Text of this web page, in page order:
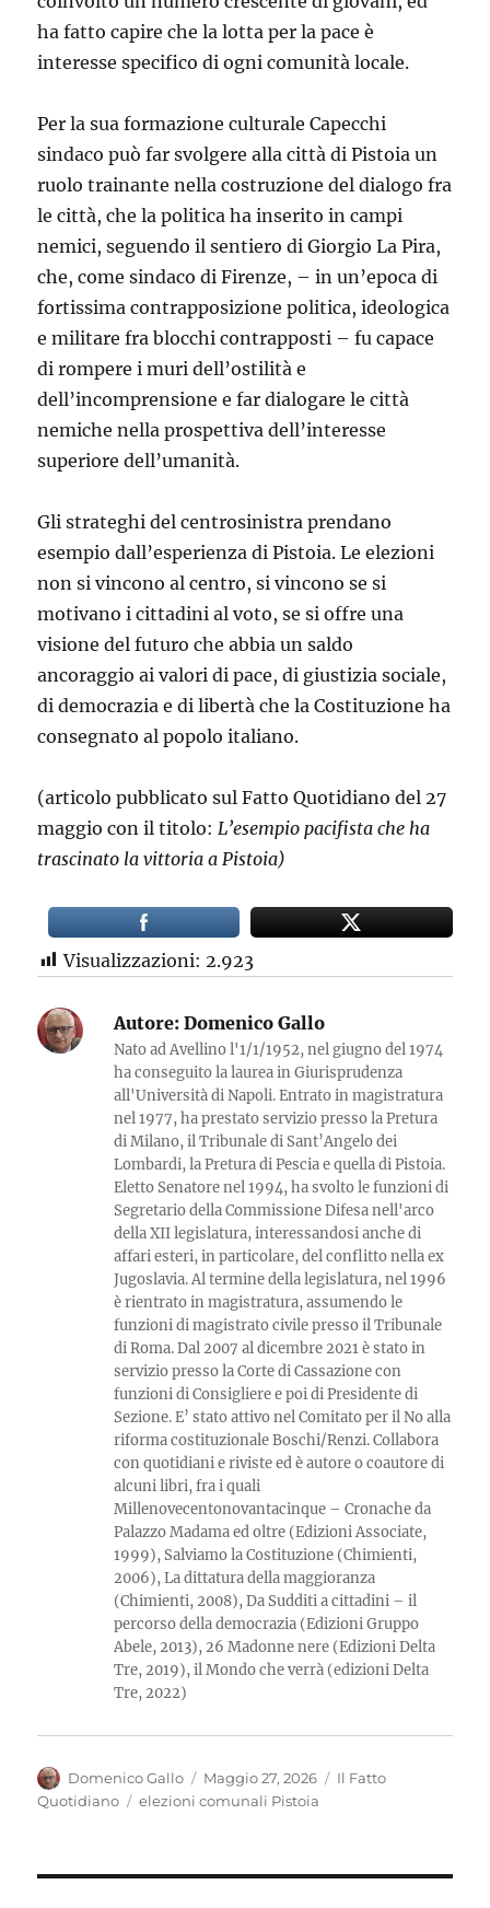
ha fatto capire che la lotta per la pace è
interesse specifico di ogni comunità locale.
Per la sua formazione culturale Capecchi
sindaco può far svolgere alla città di Pistoia un
ruolo trainante nella costruzione del dialogo fra
le città, che la politica ha inserito in campi
nemici, seguendo il sentiero di Giorgio La Pira,
che, come sindaco di Firenze, – in un’epoca di
fortissima contrapposizione politica, ideologica
e militare fra blocchi contrapposti – fu capace
di rompere i muri dell’ostilità e
dell’incomprensione e far dialogare le città
nemiche nella prospettiva dell’interesse
superiore dell’umanità.
Gli strateghi del centrosinistra prendano
esempio dall’esperienza di Pistoia. Le elezioni
non si vincono al centro, si vincono se si
motivano i cittadini al voto, se si offre una
visione del futuro che abbia un saldo
ancoraggio ai valori di pace, di giustizia sociale,
di democrazia e di libertà che la Costituzione ha
consegnato al popolo italiano.
(articolo pubblicato sul Fatto Quotidiano del 27
maggio con il titolo: L’esempio pacifista che ha
trascinato la vittoria a Pistoia)
Visualizzazioni: 2.923
Autore: Domenico Gallo
Nato ad Avellino l'1/1/1952, nel giugno del 1974
ha conseguito la laurea in Giurisprudenza
all'Università di Napoli. Entrato in magistratura
nel 1977, ha prestato servizio presso la Pretura
di Milano, il Tribunale di Sant’Angelo dei
Lombardi, la Pretura di Pescia e quella di Pistoia.
Eletto Senatore nel 1994, ha svolto le funzioni di
Segretario della Commissione Difesa nell'arco
della XII legislatura, interessandosi anche di
affari esteri, in particolare, del conflitto nella ex
Jugoslavia. Al termine della legislatura, nel 1996
è rientrato in magistratura, assumendo le
funzioni di magistrato civile presso il Tribunale
di Roma. Dal 2007 al dicembre 2021 è stato in
servizio presso la Corte di Cassazione con
funzioni di Consigliere e poi di Presidente di
Sezione. E’ stato attivo nel Comitato per il No alla
riforma costituzionale Boschi/Renzi. Collabora
con quotidiani e riviste ed è autore o coautore di
alcuni libri, fra i quali
Millenovecentonovantacinque – Cronache da
Palazzo Madama ed oltre (Edizioni Associate,
1999), Salviamo la Costituzione (Chimienti,
2006), La dittatura della maggioranza
(Chimienti, 2008), Da Sudditi a cittadini – il
percorso della democrazia (Edizioni Gruppo
Abele, 2013), 26 Madonne nere (Edizioni Delta
Tre, 2019), il Mondo che verrà (edizioni Delta
Tre, 2022)
Autore
Domenico Gallo
Pubblicato
il
Maggio 27, 2026 Categorie
Il Fatto
Quotidiano
Tag
elezioni comunali Pistoia